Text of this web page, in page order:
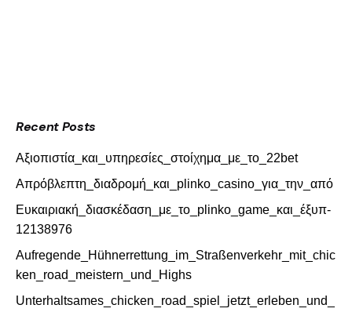
Recent Posts
Αξιοπιστία_και_υπηρεσίες_στοίχημα_με_το_22bet
Απρόβλεπτη_διαδρομή_και_plinko_casino_για_την_από
Ευκαιριακή_διασκέδαση_με_το_plinko_game_και_έξυπ-
12138976
Aufregende_Hühnerrettung_im_Straßenverkehr_mit_chic
ken_road_meistern_und_Highs
Unterhaltsames_chicken_road_spiel_jetzt_erleben_und_